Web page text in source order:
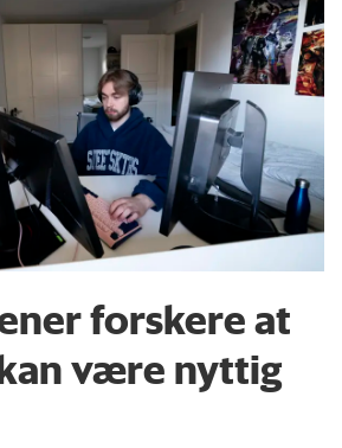
forskere at
være nyttig